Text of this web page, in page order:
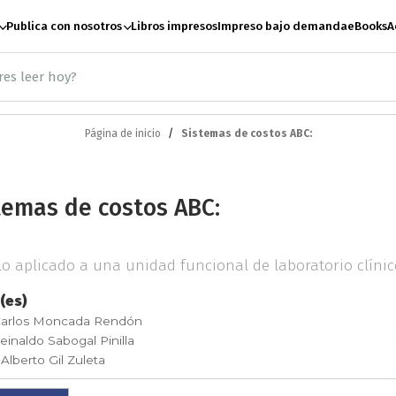
Publica con nosotros Libros impresosImpreso bajo demandaeBooks
Artes escénicas
paz
Página de inicio Sistemas de costos ABC:
de costos ABC:
aplicado a una unidad funcional de laboratorio
Moncada Rendón
Sabogal Pinilla
Gil Zuleta